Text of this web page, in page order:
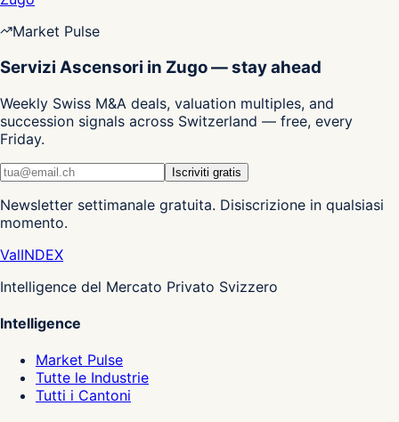
Market Pulse
Servizi Ascensori in Zugo — stay ahead
Weekly Swiss M&A deals, valuation multiples, and
succession signals across Switzerland — free, every
Friday.
Iscriviti gratis
Newsletter settimanale gratuita. Disiscrizione in qualsiasi
momento.
ValINDEX
Intelligence del Mercato Privato Svizzero
Intelligence
Market Pulse
Tutte le Industrie
Tutti i Cantoni